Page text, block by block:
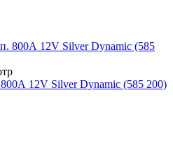
12V Silver Dynamic (585 200)